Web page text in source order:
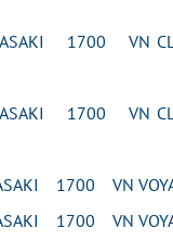
1700 VN
1700 VN
1700 VN
1700 VN